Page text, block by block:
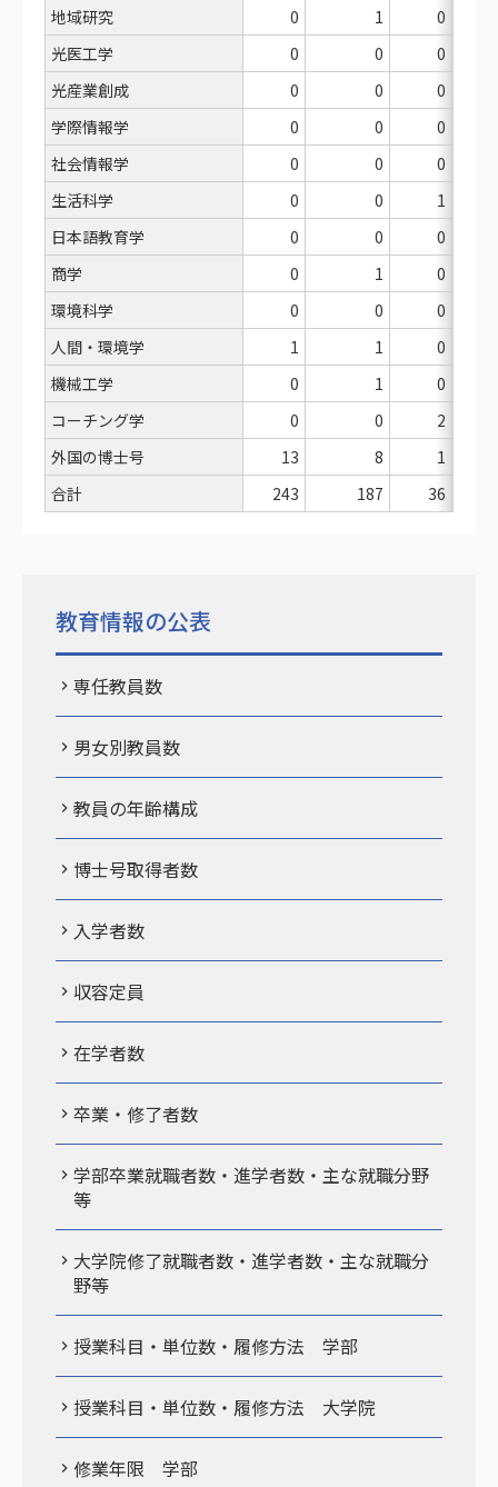
地域研究 0 1
0
光医工学
0 0
0
光産業創成
0 0
0
学際情報学
0 0
0
社会情報学
0 0
0
生活科学
0 0
1
日本語教育学
0 0
0
商学
0 1
0
環境科学
0 0
0
人間・環境学
1 1
0
機械工学
0 1
0
コーチング学
0 0
2
外国の博士号
13 8
1
合計
243 187 36
教育情報の公表
専任教員数
男女別教員数
教員の年齢構成
博士号取得者数
入学者数
収容定員
在学者数
卒業・修了者数
学部卒業就職者数・進学者数・主な就職分野
等
大学院修了就職者数・進学者数・主な就職分
野等
授業科目・単位数・履修方法 学部
授業科目・単位数・履修方法 大学院
修業年限 学部